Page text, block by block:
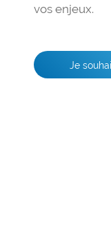
vos enjeux.
Je